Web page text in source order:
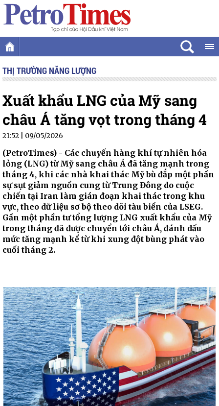
THỊ TRƯỜNG NĂNG LƯỢNG
Xuất khẩu LNG của Mỹ sang
châu Á tăng vọt trong tháng 4
21:52 | 09/05/2026
(PetroTimes) - Các chuyến hàng khí tự nhiên hóa
lỏng (LNG) từ Mỹ sang châu Á đã tăng mạnh trong
tháng 4, khi các nhà khai thác Mỹ bù đắp một phần
sự sụt giảm nguồn cung từ Trung Đông do cuộc
chiến tại Iran làm gián đoạn khai thác trong khu
vực, theo dữ liệu sơ bộ theo dõi tàu biển của LSEG.
Gần một phần tư tổng lượng LNG xuất khẩu của Mỹ
trong tháng đã được chuyển tới châu Á, đánh dấu
mức tăng mạnh kể từ khi xung đột bùng phát vào
cuối tháng 2.